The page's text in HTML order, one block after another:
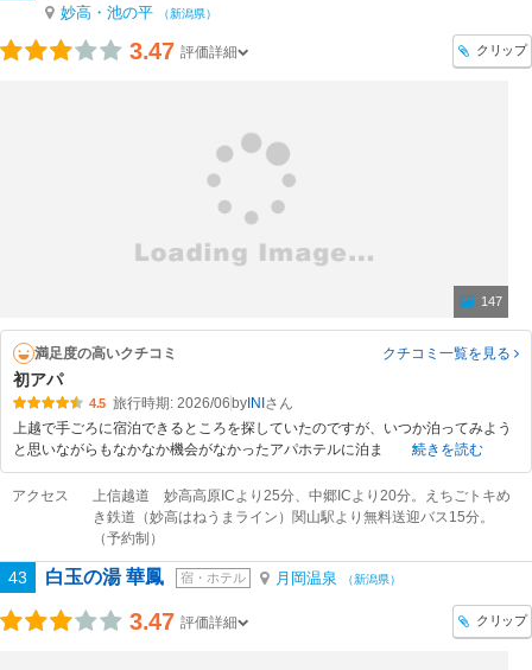
妙高・池の平 （新潟県）
3.47 評価詳細 クリップ
147
満足度の高いクチコミ クチコミ一覧を見る
初アパ
4.5 旅行時期: 2026/06 byINI
上越で手ごろに宿泊できるところを探していたのですが、いつか泊ってみよう
と思いながらもなかなか機会がなかったアパホテルに泊ま
続きを読む
アクセス
上信越道 妙高高原ICより25分、中郷ICより20分。えちごトキめ
き鉄道（妙高はねうまライン）関山駅より無料送迎バス15分。
（予約制）
43 白玉の湯 華鳳 宿・ホテル 月岡温泉 （新潟県）
3.47 評価詳細 クリップ